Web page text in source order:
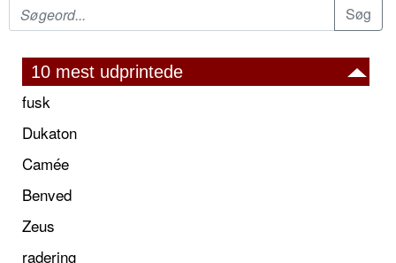
10 mest udprintede
fusk
Dukaton
Camée
Benved
Zeus
radering